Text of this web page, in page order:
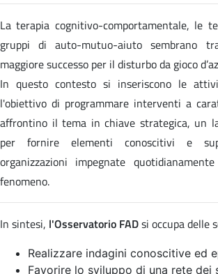
La terapia cognitivo-comportamentale, le
gruppi di auto-mutuo-aiuto sembrano
maggiore successo per il disturbo da gioco
In questo contesto si inseriscono le
l'obiettivo di programmare interventi a
affrontino il tema in chiave strategica, un
per fornire elementi conoscitivi e
organizzazioni impegnate
fenomeno.
In sintesi, l'Osservatorio FADsi occupa delle
Realizzare indagini conoscitive ed
Favorire lo sviluppo di una rete dei